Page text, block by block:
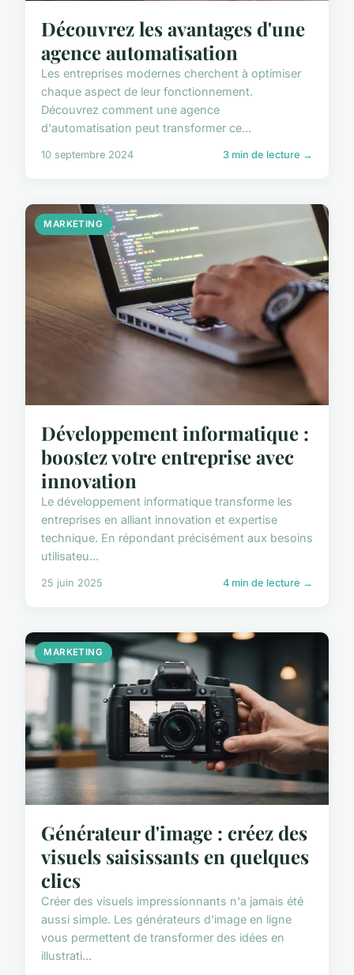
Découvrez les avantages d'une
agence automatisation
Les entreprises modernes cherchent à optimiser
chaque aspect de leur fonctionnement.
Découvrez comment une agence
d'automatisation peut transformer ce...
10 septembre 2024 3 min de lecture →
MARKETING
Développement informatique :
boostez votre entreprise avec
innovation
Le développement informatique transforme les
entreprises en alliant innovation et expertise
technique. En répondant précisément aux besoins
utilisateu...
25 juin 2025 4 min de lecture →
MARKETING
Générateur d'image : créez des
visuels saisissants en quelques
clics
Créer des visuels impressionnants n'a jamais été
aussi simple. Les générateurs d'image en ligne
vous permettent de transformer des idées en
illustrati...